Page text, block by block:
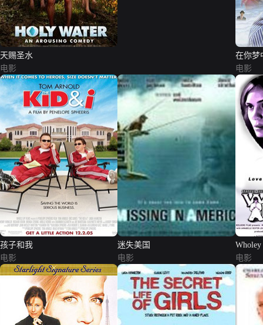
天赐圣水
电影
在你梦
电影
孩子和我
电影
迷失美国
电影
Wholey
电影